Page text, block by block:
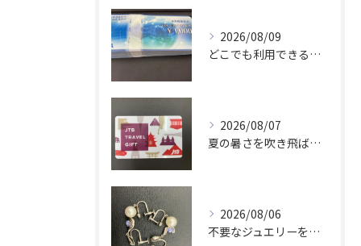
2026/08/09
どこでも利用できる便利さ。
2026/08/07
夏の暑さを吹き飛ばしに来てください。
2026/08/06
不要なジュエリーを眠らせていませんか？